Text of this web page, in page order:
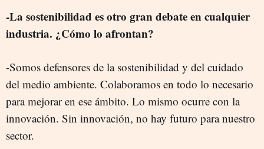
-La sostenibilidad es otro gran debate en cualquier
industria. ¿Cómo lo afrontan?
-Somos defensores de la sostenibilidad y del cuidado
del medio ambiente. Colaboramos en todo lo necesario
para mejorar en ese ámbito. Lo mismo ocurre con la
innovación. Sin innovación, no hay futuro para nuestro
sector.